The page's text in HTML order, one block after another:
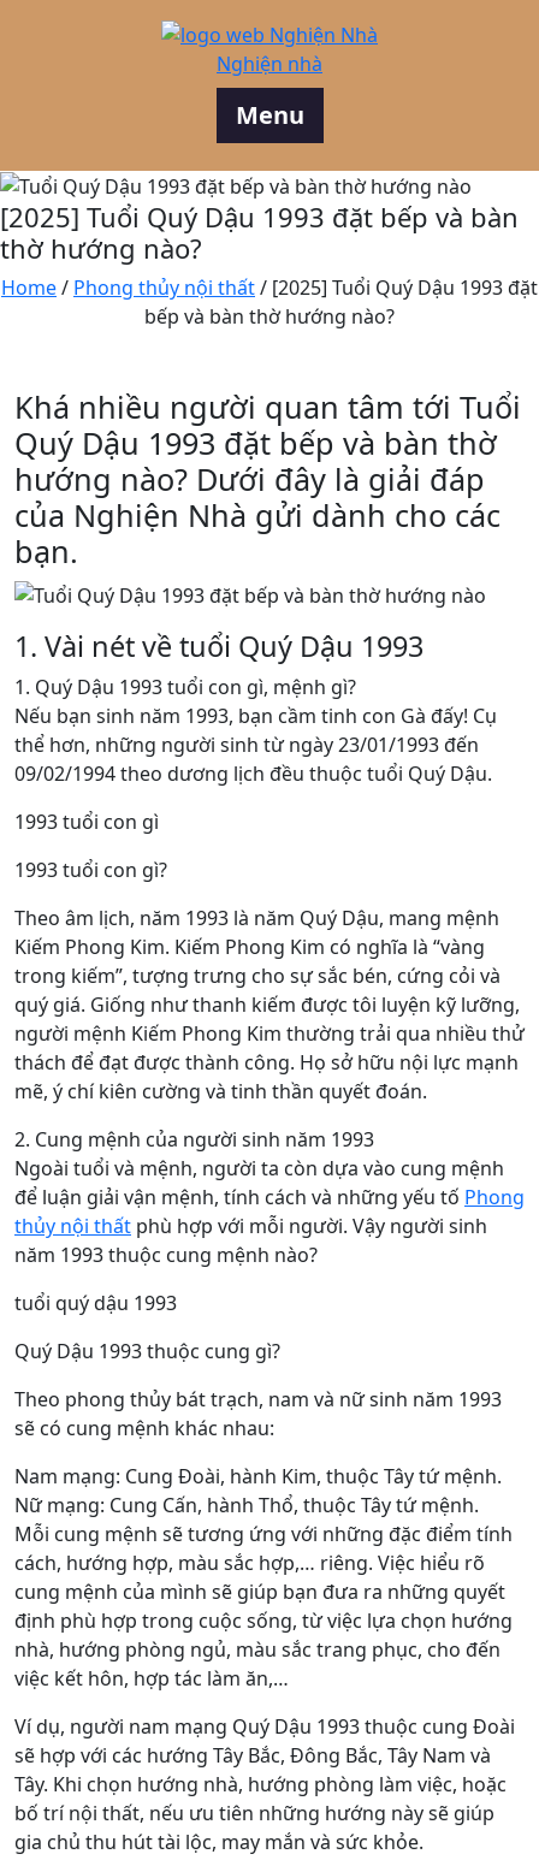
Nghiện nhà
Menu
[2025] Tuổi Quý Dậu 1993 đặt bếp và bàn
thờ hướng nào?
Home/ Phong thủy nội thất/ [2025] Tuổi Quý Dậu 1993 đặt
bếp và bàn thờ hướng nào?
Khá nhiều người quan tâm tới Tuổi
Quý Dậu 1993 đặt bếp và bàn thờ
hướng nào? Dưới đây là giải đáp
của Nghiện Nhà gửi dành cho các
bạn.
1. Vài nét về tuổi Quý Dậu 1993
1. Quý Dậu 1993 tuổi con gì, mệnh gì?
Nếu bạn sinh năm 1993, bạn cầm tinh con Gà đấy! Cụ
thể hơn, những người sinh từ ngày 23/01/1993 đến
09/02/1994 theo dương lịch đều thuộc tuổi Quý Dậu.
1993 tuổi con gì
1993 tuổi con gì?
Theo âm lịch, năm 1993 là năm Quý Dậu, mang mệnh
Kiếm Phong Kim. Kiếm Phong Kim có nghĩa là “vàng
trong kiếm”, tượng trưng cho sự sắc bén, cứng cỏi và
quý giá. Giống như thanh kiếm được tôi luyện kỹ lưỡng,
người mệnh Kiếm Phong Kim thường trải qua nhiều thử
thách để đạt được thành công. Họ sở hữu nội lực mạnh
mẽ, ý chí kiên cường và tinh thần quyết đoán.
2. Cung mệnh của người sinh năm 1993
Ngoài tuổi và mệnh, người ta còn dựa vào cung mệnh
để luận giải vận mệnh, tính cách và những yếu tố Phong
thủy nội thất phù hợp với mỗi người. Vậy người sinh
năm 1993 thuộc cung mệnh nào?
tuổi quý dậu 1993
Quý Dậu 1993 thuộc cung gì?
Theo phong thủy bát trạch, nam và nữ sinh năm 1993
sẽ có cung mệnh khác nhau:
Nam mạng: Cung Đoài, hành Kim, thuộc Tây tứ mệnh.
Nữ mạng: Cung Cấn, hành Thổ, thuộc Tây tứ mệnh.
Mỗi cung mệnh sẽ tương ứng với những đặc điểm tính
cách, hướng hợp, màu sắc hợp,… riêng. Việc hiểu rõ
cung mệnh của mình sẽ giúp bạn đưa ra những quyết
định phù hợp trong cuộc sống, từ việc lựa chọn hướng
nhà, hướng phòng ngủ, màu sắc trang phục, cho đến
việc kết hôn, hợp tác làm ăn,…
Ví dụ, người nam mạng Quý Dậu 1993 thuộc cung Đoài
sẽ hợp với các hướng Tây Bắc, Đông Bắc, Tây Nam và
Tây. Khi chọn hướng nhà, hướng phòng làm việc, hoặc
bố trí nội thất, nếu ưu tiên những hướng này sẽ giúp
gia chủ thu hút tài lộc, may mắn và sức khỏe.